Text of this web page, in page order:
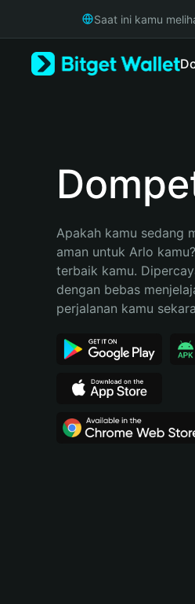
Русский
Bahasa Indonesia
Español (Argentina)
Saat ini kamu
Apakah kamu sedang
aman untuk Arlo
terbaik kamu.
dengan bebas
perjalanan kamu